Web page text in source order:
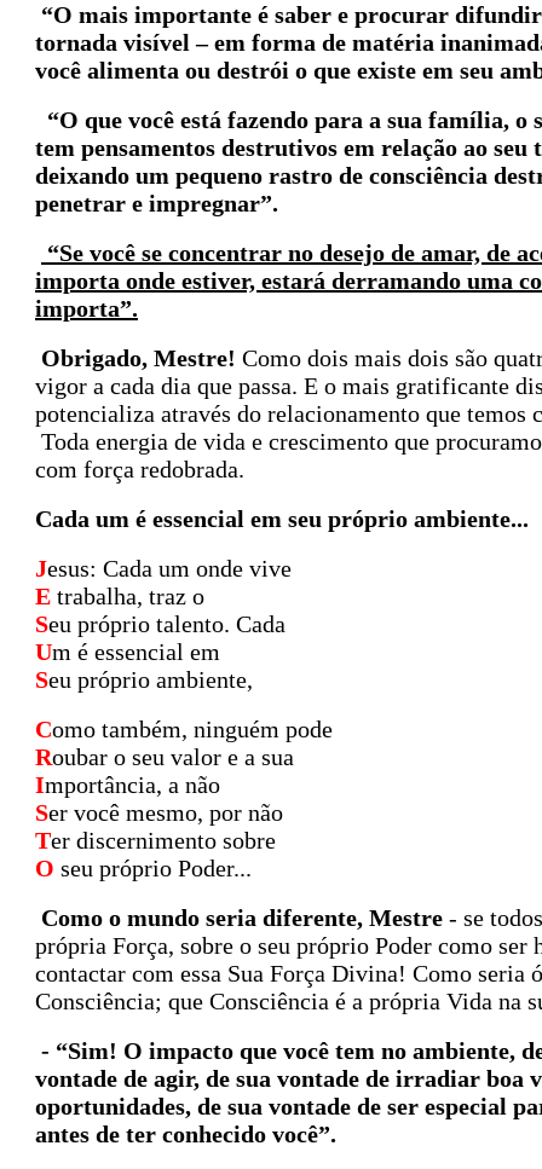
“O mais importante é saber e procurar
tornada visível – em forma de matéria
você alimenta ou destrói o que existe em seu
“O que você está fazendo para a sua família, o
tem pensamentos destrutivos em relação ao
deixando um pequeno rastro de consciência
penetrar e impregnar”.
“Se você se concentrar no desejo de amar, de
importa onde estiver, estará derramando uma
importa”.
Obrigado, Mestre! Como dois mais dois são
vigor a cada dia que passa. E o mais gratificante
potencializa através do relacionamento que temos
Toda energia de vida e crescimento que
com força redobrada.
Cada um é essencial em seu próprio ambiente...
Jesus: Cada um onde vive
E trabalha, traz o
Seu próprio talento. Cada
Um é essencial em
Seu próprio ambiente,
Como também, ninguém pode
Roubar o seu valor e a sua
Importância, a não
Ser você mesmo, por não
Ter discernimento sobre
O seu próprio Poder...
Como o mundo seria diferente, Mestre - se
própria Força, sobre o seu próprio Poder como
contactar com essa Sua Força Divina! Como seria
Consciência; que Consciência é a própria Vida na
- “Sim! O impacto que você tem no ambiente,
vontade de agir, de sua vontade de irradiar boa
oportunidades, de sua vontade de ser especial
antes de ter conhecido você”.